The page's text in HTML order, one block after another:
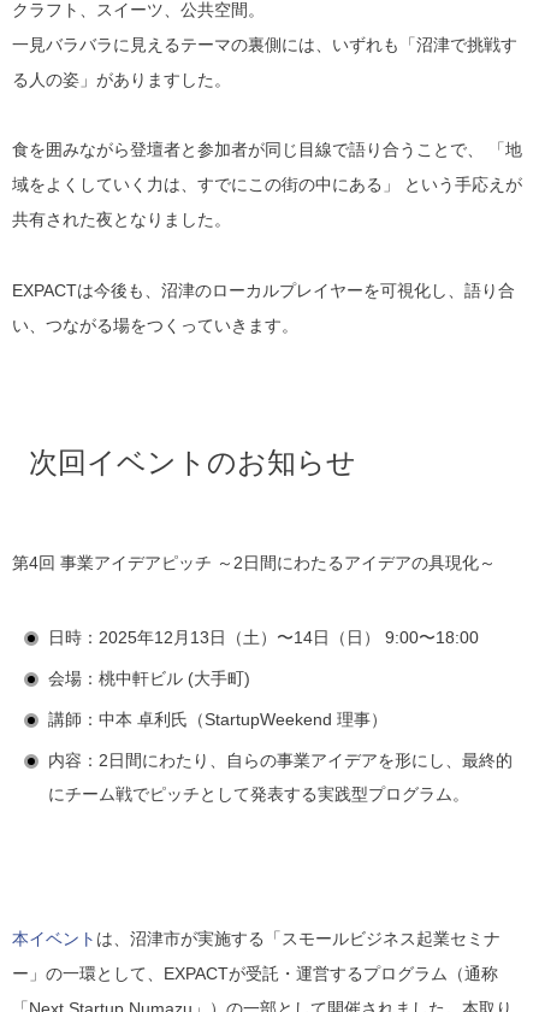
クラフト、スイーツ、公共空間。
一見バラバラに見えるテーマの裏側には、いずれも「沼津で挑戦す
る人の姿」があります した。
食を囲みながら登壇者と参加者が同じ目線で語り合うことで、
「地
域をよくしていく力は、すでにこの街の中にある」
という手応えが
共有された夜となりました。
EXPACTは今後も、沼津のローカルプレイヤーを可視化し、語り合
い、つながる場をつくっていきます。
次回イベントのお知らせ
第4回 事業アイデアピッチ ～2日間にわたるアイデアの具現化～
日時 ：2025年12月13日（土）〜14日（日） 9:00〜18:00
会場 ：桃中軒ビル (大手町)
講師 ：中本 卓利氏（StartupWeekend 理事）
内容 ：2日間にわたり、自らの事業アイデアを形にし、最終的
にチーム戦でピッチとして発表する実践型プログラム。
本イベント は、沼津市が実施する「スモールビジネス起業セミナ
ー」の一環として、EXPACTが受託・運営するプログラム（通称